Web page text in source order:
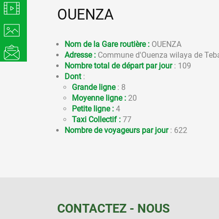
OUENZA
Nom de la Gare routière : OUENZA
Adresse : Commune d'Ouenza wilaya de
Nombre total de départ par jour: 109
Dont :
Grande ligne: 8
Moyenne ligne : 20
Petite ligne : 4
Taxi Collectif : 77
Nombre de voyageurs par jour : 622
CONTACTEZ - NOUS